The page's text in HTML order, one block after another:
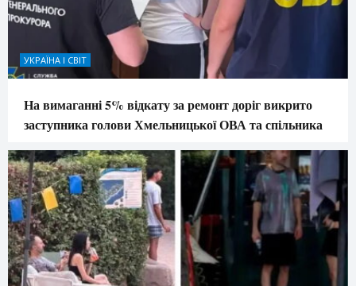
УКРАЇНА І СВІТ
На вимаганні 5% відкату за ремонт доріг викрито
заступника голови Хмельницької ОВА та спільника